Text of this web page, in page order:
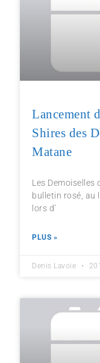
Lancement
Shires des
Matane
Les Demoiselles
bulletin rosé, au
lors d’
PLUS »
Denis Lavoie